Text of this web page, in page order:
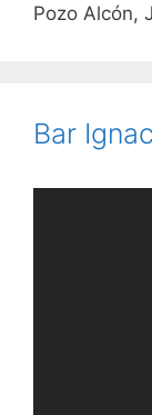
Pozo Alcón,
Bar